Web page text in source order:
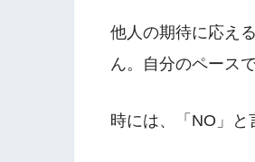
他人の期待に応え
ん。自分のペース
時には、「NO」と